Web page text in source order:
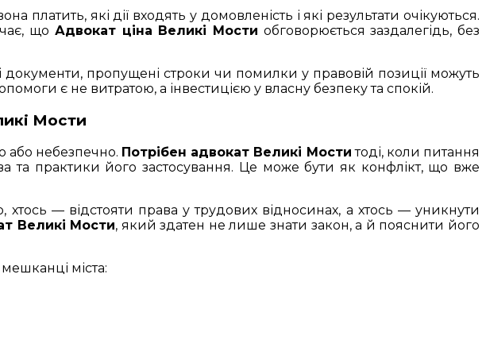
які дії входять у домовленість і які результати очікуються.
що Адвокат ціна Великі Мости обговорюється заздалегідь, без
пропущені строки чи помилки у правовій позиції можуть
є не витратою, а інвестицією у власну безпеку та спокій.
Мости
або небезпечно. Потрібен адвокат Великі Мости тоді, коли питання
та практики його застосування. Це може бути як конфлікт, що вже
— відстояти права у трудових відносинах, а хтось — уникнути
Великі Мости, який здатен не лише знати закон, а й пояснити його
міста: